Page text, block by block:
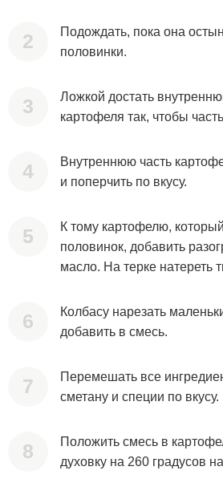
Подождать, пока она
половинки.
Ложкой достать
картофеля так, чтобы
Внутреннюю часть
и поперчить по вкусу.
К тому картофелю,
половинок, добавить
масло. На терке натереть
Колбасу нарезать
добавить в смесь.
Перемешать все
сметану и специи по вкусу.
Положить смесь в
духовку на 260 градусов